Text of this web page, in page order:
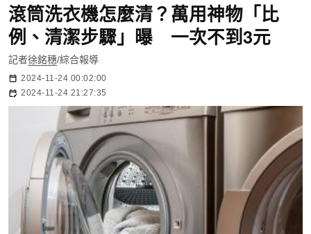
滾筒洗衣機怎麼清？萬用神物「比
例、清潔步驟」曝 一次不到3元
記者徐銘穗/綜合報導
2024-11-24 00:02:00
2024-11-24 21:27:35